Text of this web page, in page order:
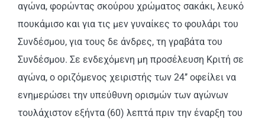
αγώνα, φορώντας σκούρου χρώματος σακάκι, λευκό
πουκάμισο και για τις μεν γυναίκες το φουλάρι του
Συνδέσμου, για τους δε άνδρες, τη γραβάτα του
Συνδέσμου. Σε ενδεχόμενη μη προσέλευση Κριτή σε
αγώνα, ο οριζόμενος χειριστής των 24’’ οφείλει να
ενημερώσει την υπεύθυνη ορισμών των αγώνων
τουλάχιστον εξήντα (60) λεπτά πριν την έναρξη του